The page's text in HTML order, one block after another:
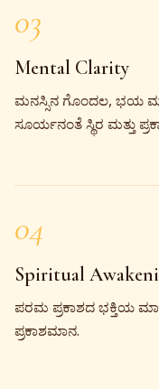
03
Mental Clarity
ಮನಸ್ಸಿನ ಗೊಂದಲ, ಭಯ
ಸೂರ್ಯನಂತೆ ಸ್ಥಿರ ಮತ್ತು
04
Spiritual
ಪರಮ ಪ್ರಕಾಶದ ಭಕ್ತಿಯ
ಪ್ರಕಾಶಮಾನ.